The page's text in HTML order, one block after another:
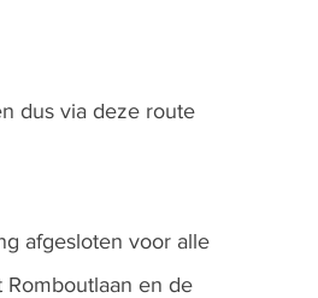
dus via deze route
afgesloten voor alle
en de